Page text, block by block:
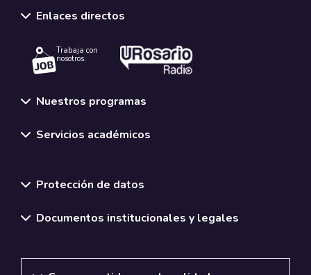
Enlaces directos
Trabaja con
nosotros.
Nuestros programas
Servicios académicos
Protección de datos
Documentos institucionales y legales